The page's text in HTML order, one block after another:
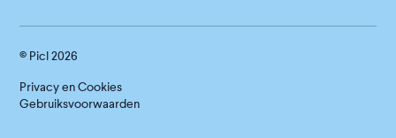
© Picl2026
Privacy en Cookies
Gebruiksvoorwaarden